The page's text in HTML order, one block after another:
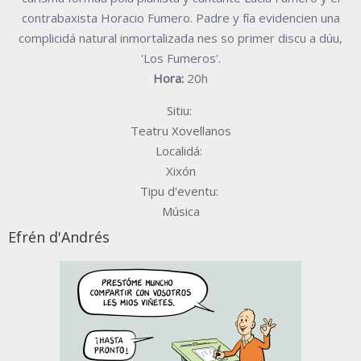
contrabaxista Horacio Fumero. Padre y fía evidencien una
complicidá natural inmortalizada nes so primer discu a dúu,
'Los Fumeros'.
Hora: 20h
Sitiu:
Teatru Xovellanos
Localidá:
Xixón
Tipu d'eventu:
Música
Efrén d'Andrés